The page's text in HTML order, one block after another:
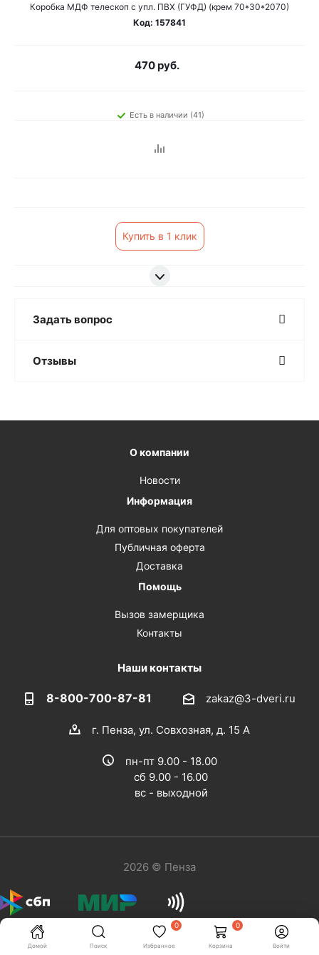
Домой Поиск
0
Избранное
0
Корзина Войти
Коробка МДФ телескоп с упл. ПВХ (ГУФД) (крем 70*30*2070)
Код: 157841
470 руб.
Есть в наличии (41)
Купить в 1 клик
Задать вопрос
Отзывы
О компании
Новости
Информация
Для оптовых покупателей
Публичная оферта
Доставка
Помощь
Вызов замерщика
Контакты
Наши контакты
8-800-700-87-81 zakaz@3-dveri.ru
г. Пенза, ул. Совхозная, д. 15 А
пн-пт 9.00 - 18.00
сб 9.00 - 16.00
вс - выходной
2026 © Пенза